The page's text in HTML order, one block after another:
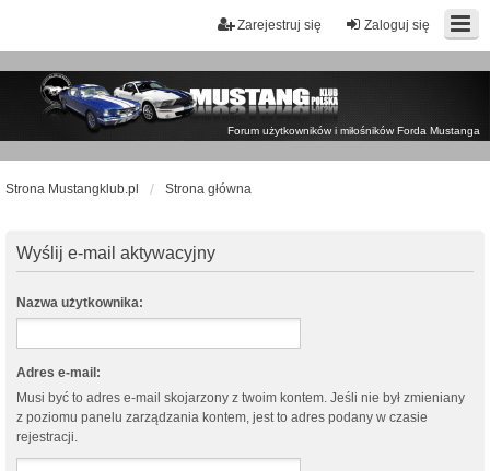
Zaloguj się
Zarejestruj się
Forum użytkowników i miłośników Forda Mustanga
Strona Mustangklub.pl Strona główna
Wyślij e-mail aktywacyjny
Nazwa użytkownika:
Adres e-mail:
Musi być to adres e-mail skojarzony z twoim kontem. Jeśli nie był zmieniany
z poziomu panelu zarządzania kontem, jest to adres podany w czasie
rejestracji.